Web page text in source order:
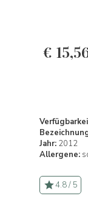
€
Jahr: 2012
Allergene:
4.8 / 5